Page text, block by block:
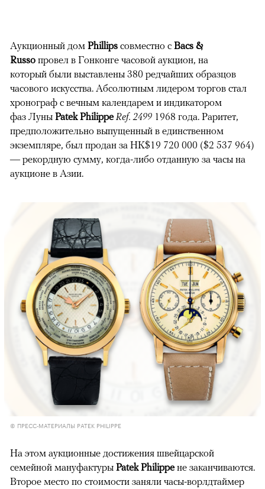
Аукционный дом Phillips совместно с Bacs &
Russo провел в Гонконге часовой аукцион, на
который были выставлены 380 редчайших образцов
часового искусства. Абсолютным лидером торгов стал
хронограф с вечным календарем и индикатором
фаз Луны Patek Philippe Ref. 2499 1968 года. Раритет,
предположительно выпущенный в единственном
экземпляре, был продан за HK$19 720 000 ($2 537 964)
— рекордную сумму, когда-либо отданную за часы на
аукционе в Азии.
© ПРЕСС-МАТЕРИАЛЫ PATEK PHILIPPE
На этом аукционные достижения швейцарской
семейной мануфактуры Patek Philippeне заканчиваются.
Второе место по стоимости заняли часы-ворлдтаймер